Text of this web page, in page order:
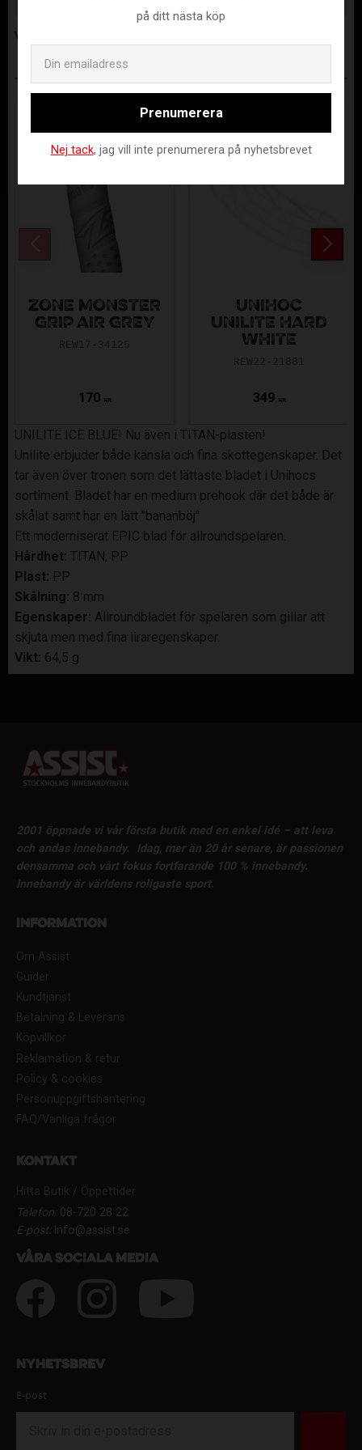
Visa alla produkter från Renew
ZONE MONSTER
GRIP AIR GREY
170 KR
UNIHOC
UNILITE HARD
WHITE
349 KR
UNILITE ICE BLUE! Nu även i TITAN-plasten!
Unilite erbjuder både känsla och fina skottegenskaper. Det
tar även över tronen som det lättaste bladet i Unihocs
sortiment. Bladet har en medium prehook där det både är
skålat samt har en lätt "bananböj"
Ett moderniserat EPIC blad för allroundspelaren.
Hårdhet: TITAN, PP
Plast: PP
Skålning: 8 mm
Egenskaper: Allroundbladet för spelaren som gillar att
skjuta men med fina liraregenskaper.
Vikt: 64,5 g
2001 öppnade vi vår första butik med en enkel idé – att leva
och andas innebandy.
Idag, mer än 20 år senare, är passionen
densamma och vårt fokus fortfarande 100 % innebandy.
Innebandy är världens roligaste sport.
Information
Om Assist
Guider
Kundtjänst
Betalning & Leverans
Köpvillkor
Reklamation & retur
Policy & cookies
Personuppgiftshantering
FAQ/Vanliga frågor
Kontakt
Hitta Butik / Öppettider
Telefon:08-720 28 22
E-post:Info@assist.se
Våra sociala media
Nyhetsbrev
E-post
på ditt nästa köp
Prenumerera
Nej tack, jag vill inte prenumerera på nyhetsbrevet